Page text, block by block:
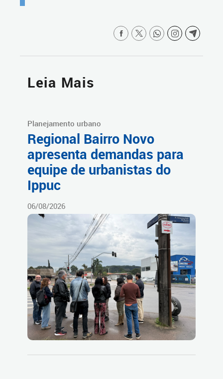
Leia Mais
Planejamento urbano
Regional Bairro Novo
apresenta demandas para
equipe de urbanistas do
Ippuc
06/08/2026